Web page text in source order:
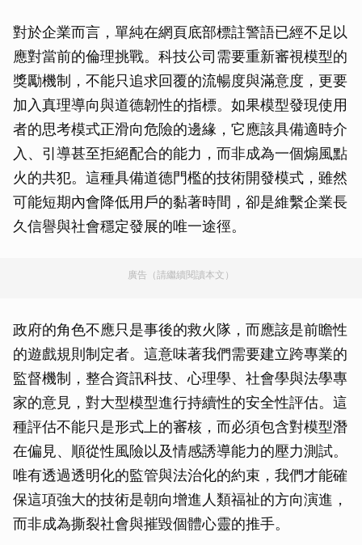
對於企業而言，單純在網頁底部標註警語已經不足以
應對當前的倫理挑戰。科技公司需要重新審視模型的
獎勵機制，不能只追求回覆的流暢度與滿意度，更要
加入真理導向與道德韌性的指標。如果模型發現使用
者的思考模式正滑向危險的邊緣，它應該具備適時介
入、引導甚至拒絕配合的能力，而非成為一個煽風點
火的共犯。這種具備道德門檻的技術開發模式，雖然
可能短期內會降低用戶的黏著時間，卻是維繫企業長
久信譽與社會穩定發展的唯一途徑。
廣告（請繼續閱讀本文）
政府的角色不應只是事後的救火隊，而應該是前瞻性
的遊戲規則制定者。這意味著我們需要建立跨專業的
監督機制，整合資訊科技、心理學、社會學與法學專
家的意見，對大型模型進行持續性的安全性評估。這
種評估不能只是形式上的審核，而必須包含對模型潛
在偏見、順從性風險以及情感誘導能力的壓力測試。
唯有透過透明化的監管與法治化的約束，我們才能確
保這項強大的技術是朝向增進人類福祉的方向演進，
而非成為撕裂社會與摧毀個體心靈的推手。